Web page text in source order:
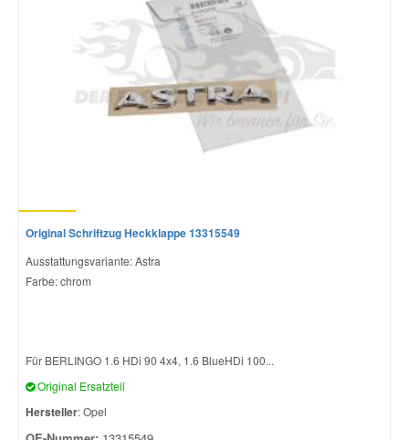
Original Schriftzug Heckklappe 13315549
Ausstattungsvariante: Astra
Farbe: chrom
Für BERLINGO 1.6 HDi 90 4x4, 1.6 BlueHDi 100...
Original Ersatzteil
Hersteller: Opel
Mitsubishi Ersatzteile
Nissan Ersatzteile
Skoda Ersatzteile
Smart Ersatzteile
Toyota Ersatzteile